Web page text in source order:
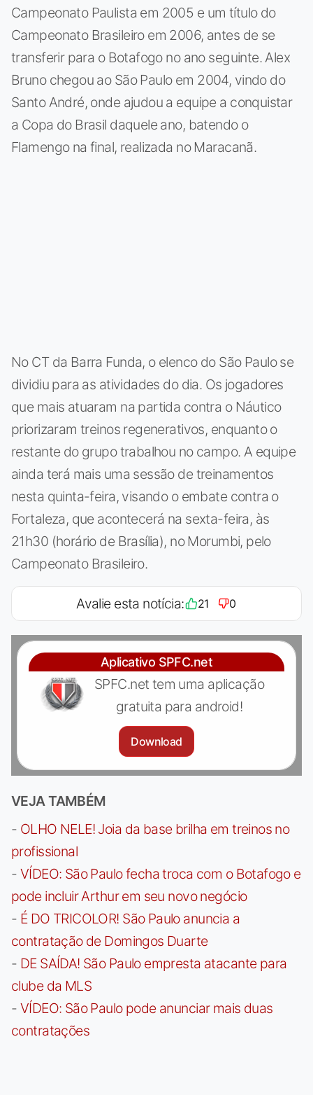
Campeonato Paulista em 2005 e um título do
Campeonato Brasileiro em 2006, antes de se
transferir para o Botafogo no ano seguinte. Alex
Bruno chegou ao São Paulo em 2004, vindo do
Santo André, onde ajudou a equipe a conquistar
a Copa do Brasil daquele ano, batendo o
Flamengo na final, realizada no Maracanã.
No CT da Barra Funda, o elenco do São Paulo se
dividiu para as atividades do dia. Os jogadores
que mais atuaram na partida contra o Náutico
priorizaram treinos regenerativos, enquanto o
restante do grupo trabalhou no campo. A equipe
ainda terá mais uma sessão de treinamentos
nesta quinta-feira, visando o embate contra o
Fortaleza, que acontecerá na sexta-feira, às
21h30 (horário de Brasília), no Morumbi, pelo
Campeonato Brasileiro.
Avalie esta notícia: 21 0
Aplicativo SPFC.net
SPFC.net tem uma aplicação
gratuita para android!
Download
VEJA TAMBÉM
- OLHO NELE! Joia da base brilha em treinos no
profissional
- VÍDEO: São Paulo fecha troca com o Botafogo e
pode incluir Arthur em seu novo negócio
- É DO TRICOLOR! São Paulo anuncia a
contratação de Domingos Duarte
- DE SAÍDA! São Paulo empresta atacante para
clube da MLS
- VÍDEO: São Paulo pode anunciar mais duas
contratações